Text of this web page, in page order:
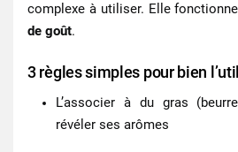
complexe à utiliser. Elle
de goût.
3 règles simples pour bien
L’associer à du gras
révéler ses arômes